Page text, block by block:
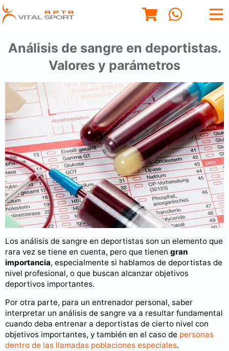
Análisis de sangre en deportistas.
Valores y parámetros
Los análisis de sangre en deportistas son un elemento que
rara vez se tiene en cuenta, pero que tienen gran
importancia, especialmente si hablamos de deportistas de
nivel profesional, o que buscan alcanzar objetivos
deportivos importantes.
Por otra parte, para un entrenador personal, saber
interpretar un análisis de sangre va a resultar fundamental
cuando deba entrenar a deportistas de cierto nivel con
objetivos importantes, y también en el caso de personas
dentro de las llamadas poblaciones especiales.